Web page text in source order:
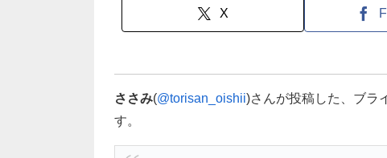
X
ささみ(@torisan_oishii)さんが投稿した、ブラ
す。